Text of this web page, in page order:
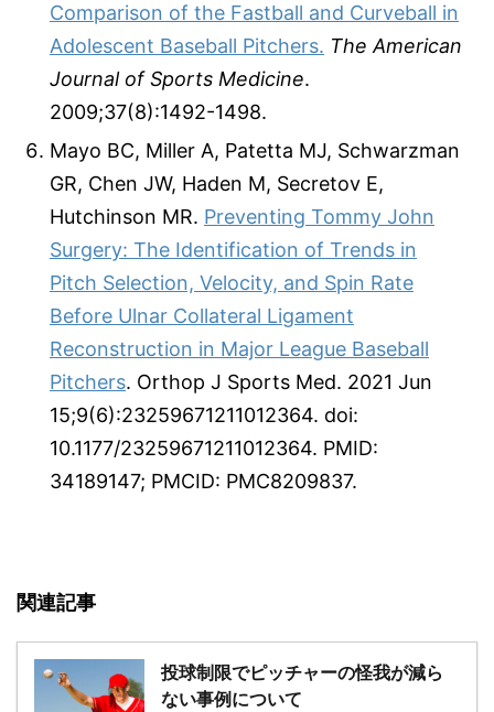
Comparison of the Fastball and Curveball in
Adolescent Baseball Pitchers. The American
Journal of Sports Medicine.
2009;37(8):1492-1498.
Mayo BC, Miller A, Patetta MJ, Schwarzman
GR, Chen JW, Haden M, Secretov E,
Hutchinson MR. Preventing Tommy John
Surgery: The Identification of Trends in
Pitch Selection, Velocity, and Spin Rate
Before Ulnar Collateral Ligament
Reconstruction in Major League Baseball
Pitchers. Orthop J Sports Med. 2021 Jun
15;9(6):23259671211012364. doi:
10.1177/23259671211012364. PMID:
34189147; PMCID: PMC8209837.
関連記事
投球制限でピッチャーの怪我が減ら
ない事例について